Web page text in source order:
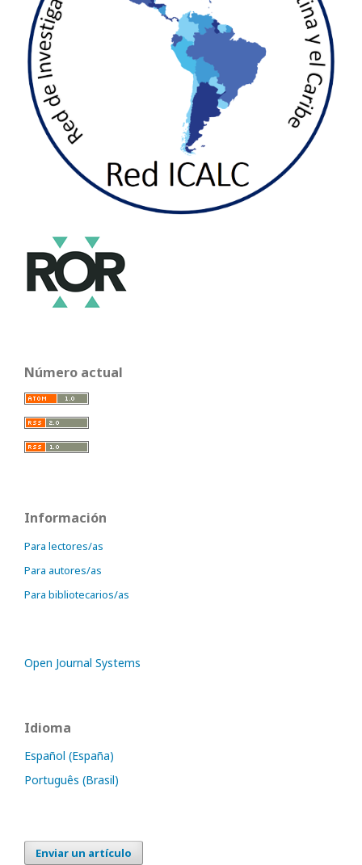
Número actual
Información
Para lectores/as
Para autores/as
Para bibliotecarios/as
Open Journal Systems
Idioma
Español (España)
Português (Brasil)
Enviar un artículo